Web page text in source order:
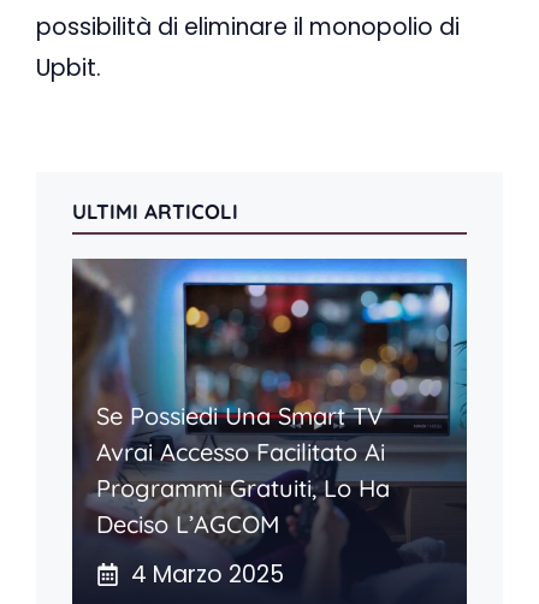
possibilità di eliminare il monopolio di
Upbit.
ULTIMI ARTICOLI
Se Possiedi Una Smart TV
Avrai Accesso Facilitato Ai
Programmi Gratuiti, Lo Ha
Deciso L’AGCOM
4 Marzo 2025